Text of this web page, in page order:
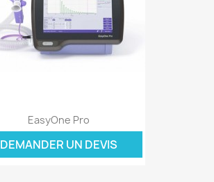
EasyOne Pro
DEMANDER UN DEVIS